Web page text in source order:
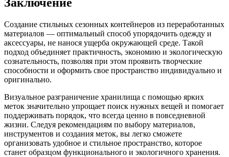
Создание стильных сезонных контейнеров из переработанных
материалов — оптимальный способ упорядочить одежду и
аксессуары, не нанося ущерба окружающей среде. Такой
подход объединяет практичность, экономию и экологическую
сознательность, позволяя при этом проявить творческие
способности и оформить свое пространство индивидуально и
оригинально.
Визуальное разграничение хранилища с помощью ярких
меток значительно упрощает поиск нужных вещей и помогает
поддерживать порядок, что всегда ценно в повседневной
жизни. Следуя рекомендациям по выбору материалов,
инструментов и создания меток, вы легко сможете
организовать удобное и стильное пространство, которое
станет образцом функционального и экологичного хранения.